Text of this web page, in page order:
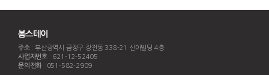
봄스테이
주소 : 부산광역시 금정구 장전동 338-21 신아빌딩 4층
사업자번호 : 621-12-52405
문의전화 : 051-582-2909